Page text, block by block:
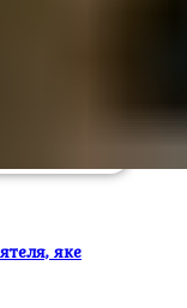
яке